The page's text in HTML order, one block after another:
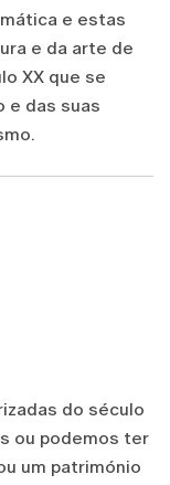
e estas
e da arte de
XX que se
e das suas
do século
ou podemos ter
um património